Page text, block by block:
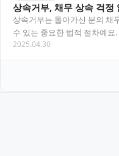
상속거부, 채무 상속 걱정
상속거부는 돌아가신 분의 채
수 있는 중요한 법적 절차예
많으실 텐데, 상속인의 권리를
2025.04.30